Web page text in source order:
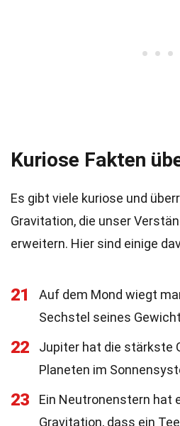
Kuriose Fakten
Es gibt viele kuriose und
Gravitation, die unser
erweitern. Hier sind einige
21
Auf dem Mond wiegt
Sechstel seines
22
Jupiter hat die stärkste
Planeten im
23
Ein Neutronenstern hat
Gravitation, dass ein